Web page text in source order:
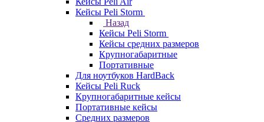
Кейсы Peli Storm
Назад
Кейсы Peli Storm
Кейсы средних размеров
Крупногабаритные
Портативные
Для ноутбуков HardBack
Кейсы Peli Ruck
Крупногабаритные кейсы
Портативные кейсы
Средних размеров